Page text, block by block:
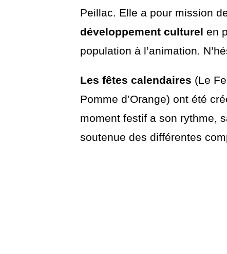
Peillac. Elle a pour mission
développement culturel en
population à l’animation.
Les fêtes calendaires (Le
Pomme d’Orange) ont été
moment festif a son rythme,
soutenue des différentes